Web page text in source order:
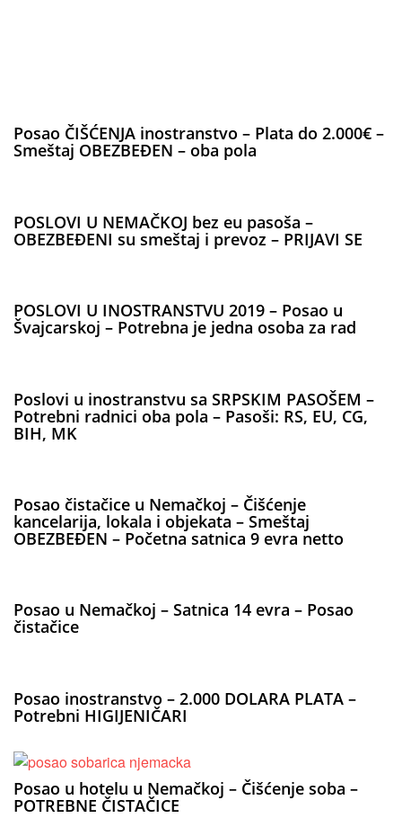
Posao ČIŠĆENJA inostranstvo – Plata do 2.000€ –
Smeštaj OBEZBEĐEN – oba pola
POSLOVI U NEMAČKOJ bez eu pasoša –
OBEZBEĐENI su smeštaj i prevoz – PRIJAVI SE
POSLOVI U INOSTRANSTVU 2019 – Posao u
Švajcarskoj – Potrebna je jedna osoba za rad
Poslovi u inostranstvu sa SRPSKIM PASOŠEM –
Potrebni radnici oba pola – Pasoši: RS, EU, CG,
BIH, MK
Posao čistačice u Nemačkoj – Čišćenje
kancelarija, lokala i objekata – Smeštaj
OBEZBEĐEN – Početna satnica 9 evra netto
Posao u Nemačkoj – Satnica 14 evra – Posao
čistačice
Posao inostranstvo – 2.000 DOLARA PLATA –
Potrebni HIGIJENIČARI
Posao u hotelu u Nemačkoj – Čišćenje soba –
POTREBNE ČISTAČICE